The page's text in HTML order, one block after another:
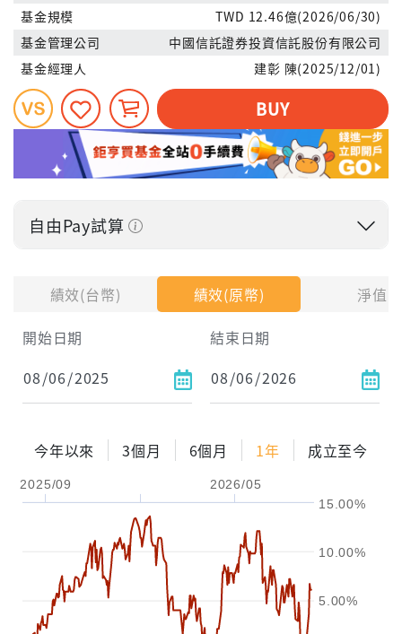
績效(台幣) 績效(原幣)
淨值
開始日期
結束日期
今年以來 3個月 6個月 1年 成立至今
2025/09 2026/05
5.00%
10.00%
15.00%
基金規模
TWD 12.46億(2026/06/30)
基金管理公司
中國信託證券投資信託股份有限公司
基金經理人
建彰 陳(2025/12/01)
BUY
自由Pay試算
每月Pay出方式
依金額
依比例
0% 年化自由Pay率
1年
3年
試算